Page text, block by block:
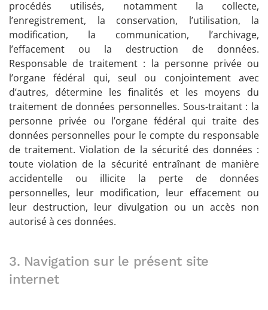
procédés utilisés, notamment la collecte,
l’enregistrement, la conservation, l’utilisation, la
modification, la communication, l’archivage,
l’effacement ou la destruction de données.
Responsable de traitement : la personne privée ou
l’organe fédéral qui, seul ou conjointement avec
d’autres, détermine les finalités et les moyens du
traitement de données personnelles. Sous-traitant : la
personne privée ou l’organe fédéral qui traite des
données personnelles pour le compte du responsable
de traitement. Violation de la sécurité des données :
toute violation de la sécurité entraînant de manière
accidentelle ou illicite la perte de données
personnelles, leur modification, leur effacement ou
leur destruction, leur divulgation ou un accès non
autorisé à ces données.
3. Navigation sur le présent site
internet